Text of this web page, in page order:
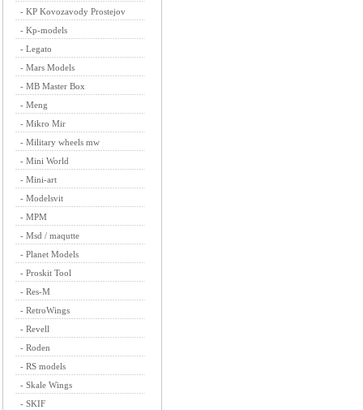
- KP Kovozavody Prostejov
- Kp-models
- Legato
- Mars Models
- MB Master Box
- Meng
- Mikro Mir
- Military wheels mw
- Mini World
- Mini-art
- Modelsvit
- MPM
- Msd / maqutte
- Planet Models
- Proskit Tool
- Res-M
- RetroWings
- Revell
- Roden
- RS models
- Skale Wings
- SKIF